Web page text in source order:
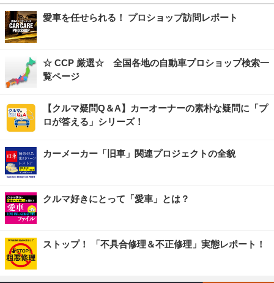
愛車を任せられる！ プロショップ訪問レポート
☆ CCP 厳選☆ 全国各地の自動車プロショップ検索一
覧ページ
【クルマ疑問Q＆A】カーオーナーの素朴な疑問に「プ
ロが答える」シリーズ！
カーメーカー「旧車」関連プロジェクトの全貌
クルマ好きにとって「愛車」とは？
ストップ！ 「不具合修理＆不正修理」実態レポート！